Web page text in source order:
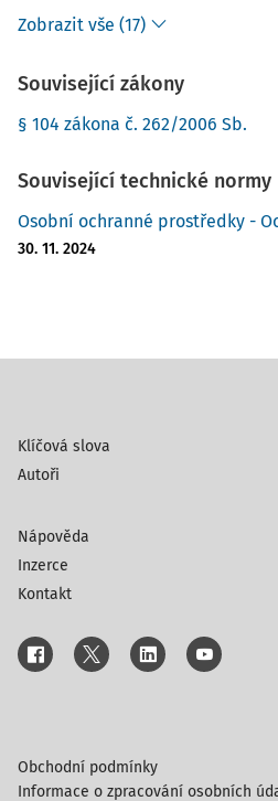
Zobrazit vše (17)
Související zákony
§ 104 zákona č. 262/2006 Sb.
Související technické normy
Osobní ochranné prostředky -
30. 11. 2024
Klíčová slova
Autoři
Nápověda
Inzerce
Kontakt
Obchodní podmínky
Informace o zpracování osobních